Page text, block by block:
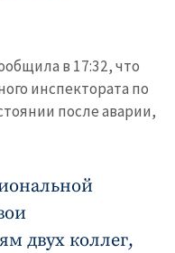
в 17:32, что
инспектората по
после аварии,
двух коллег,